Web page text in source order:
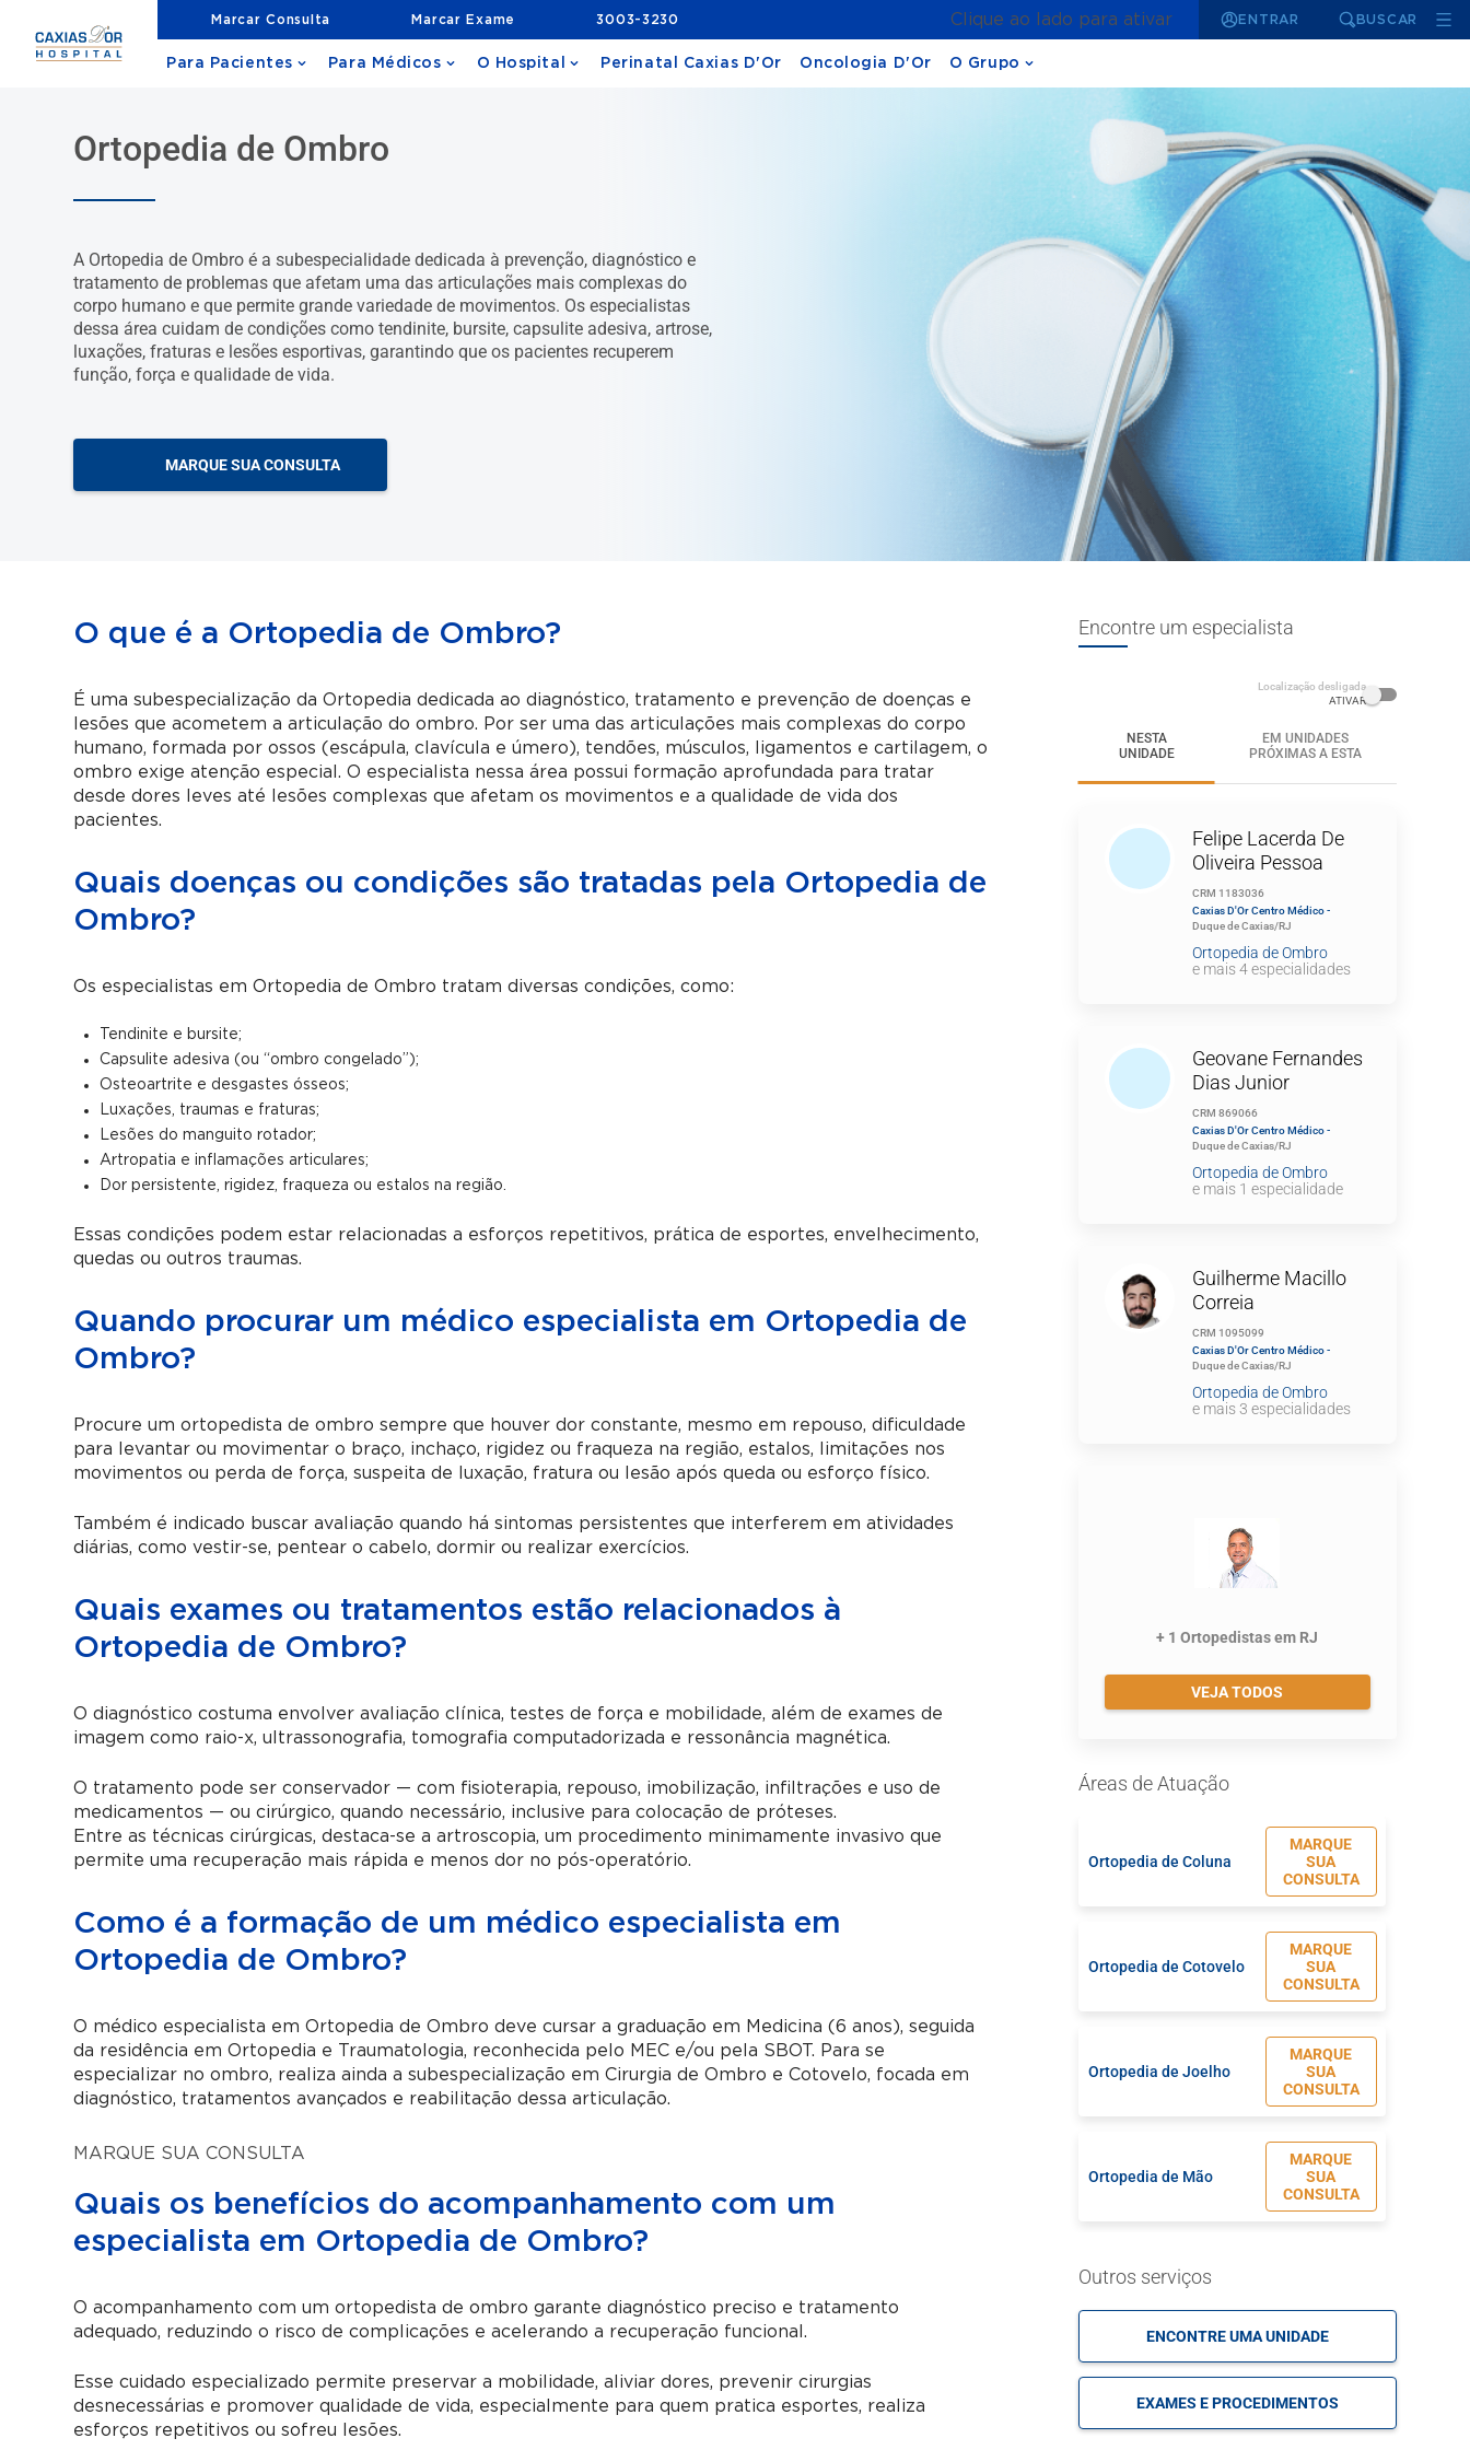
Marcar Consulta Marcar Exame 3003-3230 Clique ao lado para ativar ENTRAR BUSCAR
Para Pacientes Para Médicos O Hospital Perinatal Caxias D'Or Oncologia D'Or O Grupo
Ortopedia de Ombro
A Ortopedia de Ombro é a subespecialidade dedicada à prevenção, diagnóstico e
tratamento de problemas que afetam uma das articulações mais complexas do
corpo humano e que permite grande variedade de movimentos. Os especialistas
dessa área cuidam de condições como tendinite, bursite, capsulite adesiva, artrose,
luxações, fraturas e lesões esportivas, garantindo que os pacientes recuperem
função, força e qualidade de vida.
MARQUE SUA CONSULTA
O que é a Ortopedia de Ombro?
É uma subespecialização da Ortopedia dedicada ao diagnóstico, tratamento e prevenção de doenças e
lesões que acometem a articulação do ombro. Por ser uma das articulações mais complexas do corpo
humano, formada por ossos (escápula, clavícula e úmero), tendões, músculos, ligamentos e cartilagem, o
ombro exige atenção especial. O especialista nessa área possui formação aprofundada para tratar
desde dores leves até lesões complexas que afetam os movimentos e a qualidade de vida dos
pacientes.
Quais doenças ou condições são tratadas pela Ortopedia de
Ombro?
Os especialistas em Ortopedia de Ombro tratam diversas condições, como:
Tendinite e bursite;
Capsulite adesiva (ou “ombro congelado”);
Osteoartrite e desgastes ósseos;
Luxações, traumas e fraturas;
Lesões do manguito rotador;
Artropatia e inflamações articulares;
Dor persistente, rigidez, fraqueza ou estalos na região.
Essas condições podem estar relacionadas a esforços repetitivos, prática de esportes, envelhecimento,
quedas ou outros traumas.
Quando procurar um médico especialista em Ortopedia de
Ombro?
Procure um ortopedista de ombro sempre que houver dor constante, mesmo em repouso, dificuldade
para levantar ou movimentar o braço, inchaço, rigidez ou fraqueza na região, estalos, limitações nos
movimentos ou perda de força, suspeita de luxação, fratura ou lesão após queda ou esforço físico.
Também é indicado buscar avaliação quando há sintomas persistentes que interferem em atividades
diárias, como vestir-se, pentear o cabelo, dormir ou realizar exercícios.
Quais exames ou tratamentos estão relacionados à
Ortopedia de Ombro?
O diagnóstico costuma envolver avaliação clínica, testes de força e mobilidade, além de exames de
imagem como raio-x, ultrassonografia, tomografia computadorizada e ressonância magnética.
O tratamento pode ser conservador — com fisioterapia, repouso, imobilização, infiltrações e uso de
medicamentos — ou cirúrgico, quando necessário, inclusive para colocação de próteses.
Entre as técnicas cirúrgicas, destaca-se a artroscopia, um procedimento minimamente invasivo que
permite uma recuperação mais rápida e menos dor no pós-operatório.
Como é a formação de um médico especialista em
Ortopedia de Ombro?
O médico especialista em Ortopedia de Ombro deve cursar a graduação em Medicina (6 anos), seguida
da residência em Ortopedia e Traumatologia, reconhecida pelo MEC e/ou pela SBOT. Para se
especializar no ombro, realiza ainda a subespecialização em Cirurgia de Ombro e Cotovelo, focada em
diagnóstico, tratamentos avançados e reabilitação dessa articulação.
MARQUE SUA CONSULTA
Quais os benefícios do acompanhamento com um
especialista em Ortopedia de Ombro?
O acompanhamento com um ortopedista de ombro garante diagnóstico preciso e tratamento
adequado, reduzindo o risco de complicações e acelerando a recuperação funcional.
Esse cuidado especializado permite preservar a mobilidade, aliviar dores, prevenir cirurgias
desnecessárias e promover qualidade de vida, especialmente para quem pratica esportes, realiza
esforços repetitivos ou sofreu lesões.
Encontre um especialista
Localização desligada
ATIVAR
NESTA
UNIDADE
EM UNIDADES
PRÓXIMAS A ESTA
Felipe Lacerda De
Oliveira Pessoa
CRM 1183036
Caxias D'Or Centro Médico -
Duque de Caxias/RJ
Ortopedia de Ombro
e mais 4 especialidades
Geovane Fernandes
Dias Junior
CRM 869066
Caxias D'Or Centro Médico -
Duque de Caxias/RJ
Ortopedia de Ombro
e mais 1 especialidade
Guilherme Macillo
Correia
CRM 1095099
Caxias D'Or Centro Médico -
Duque de Caxias/RJ
Ortopedia de Ombro
e mais 3 especialidades
+ 1 Ortopedistas em RJ
VEJA TODOS
Áreas de Atuação
Ortopedia de Coluna
MARQUE
SUA
CONSULTA
Ortopedia de Cotovelo
MARQUE
SUA
CONSULTA
Ortopedia de Joelho
MARQUE
SUA
CONSULTA
Ortopedia de Mão
MARQUE
SUA
CONSULTA
Ortopedia de Pé e
MARQUE
CONSULTA
Outros serviços
ENCONTRE UMA UNIDADE
EXAMES E PROCEDIMENTOS